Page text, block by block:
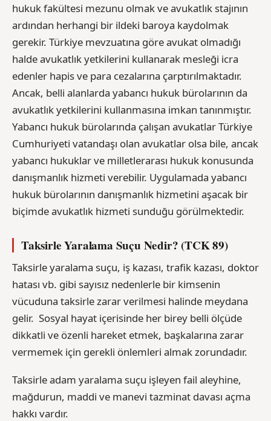
hukuk fakültesi mezunu olmak ve avukatlık stajının
ardından herhangi bir ildeki baroya kaydolmak
gerekir. Türkiye mevzuatına göre avukat olmadığı
halde avukatlık yetkilerini kullanarak mesleği icra
edenler hapis ve para cezalarına çarptırılmaktadır.
Ancak, belli alanlarda yabancı hukuk bürolarının da
avukatlık yetkilerini kullanmasına imkan tanınmıştır.
Yabancı hukuk bürolarında çalışan avukatlar Türkiye
Cumhuriyeti vatandaşı olan avukatlar olsa bile, ancak
yabancı hukuklar ve milletlerarası hukuk konusunda
danışmanlık hizmeti verebilir. Uygulamada yabancı
hukuk bürolarının danışmanlık hizmetini aşacak bir
biçimde avukatlık hizmeti sunduğu görülmektedir.
Taksirle Yaralama Suçu Nedir? (TCK 89)
Taksirle yaralama suçu, iş kazası, trafik kazası, doktor
hatası vb. gibi sayısız nedenlerle bir kimsenin
vücuduna taksirle zarar verilmesi halinde meydana
gelir. Sosyal hayat içerisinde her birey belli ölçüde
dikkatli ve özenli hareket etmek, başkalarına zarar
vermemek için gerekli önlemleri almak zorundadır.
Taksirle adam yaralama suçu işleyen fail aleyhine,
mağdurun, maddi ve manevi tazminat davası açma
hakkı vardır.